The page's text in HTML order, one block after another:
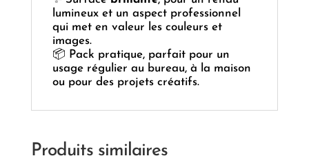
lumineux et un aspect professionnel
qui met en valeur les couleurs et
images.
📦 Pack pratique, parfait pour un
usage régulier au bureau, à la maison
ou pour des projets créatifs.
Produits similaires